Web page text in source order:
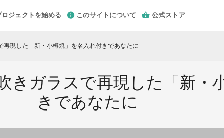
ロジェクトを始める このサイトについて 公式ストア
再現した「新・小樽焼」を名入れ付きであなたに
きガラスで再現した「新・
きであなたに